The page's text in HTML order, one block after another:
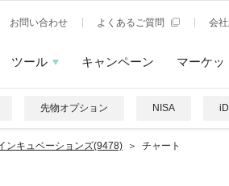
お問い合わせ よくあるご質問 会
ツール キャンペーン マーケッ
先物オプション NISA
ンキュベーションズ(9478) チャート